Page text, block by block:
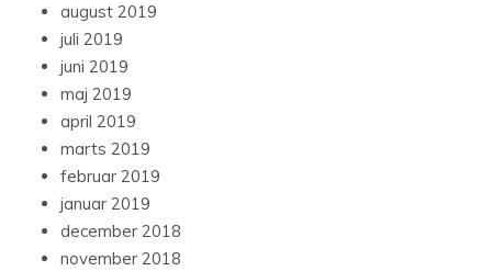
august 2019
juli 2019
juni 2019
maj 2019
april 2019
marts 2019
februar 2019
januar 2019
december 2018
november 2018